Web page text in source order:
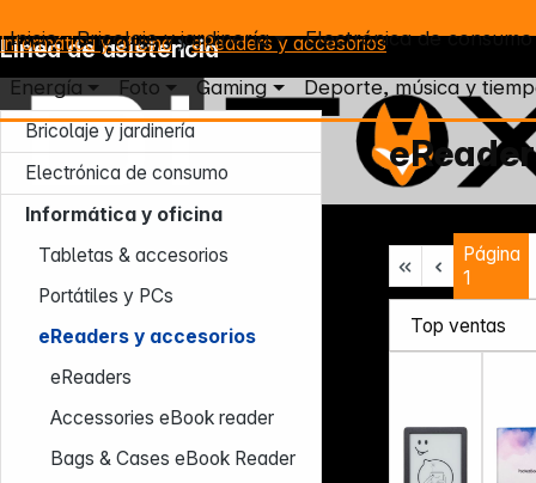
Inicio Bricolaje y jardinería Electrónica de consumo
Energía Foto Gaming Deporte, música y
Informática y oficina eReaders y accesorios
Bricolaje y jardinería
Electrónica de consumo
Informática y oficina
Tabletas & accesorios
Portátiles y PCs
eReaders y accesorios
eReaders
Accessories eBook reader
Bags & Cases eBook Reader
Página
1
Línea de asistencia
Lun – Jue: 7:30 – 16:30 (CET)
Vie: 7:30 – 13:30 (CET)
Tel.: +49 931 9708 - 466